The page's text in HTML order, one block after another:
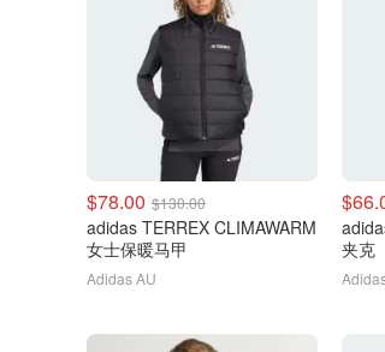
$78.00 $130.00
adidas TERREX CLIMAWARM
女士保暖马甲
Adidas AU
夹克